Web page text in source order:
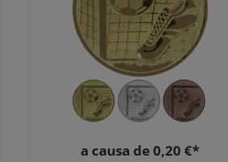
a causa de 0,20 €*